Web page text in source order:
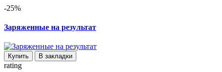
-25%
Заряженные на результат
Купить В закладки
rating